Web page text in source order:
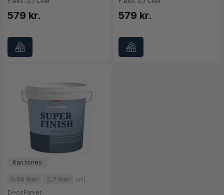
579 kr. 579 kr.
0,68 liter 2,7 liter (+1)
DecoFarver